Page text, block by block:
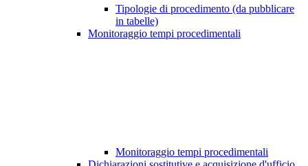
Tipologie di procedimento (da pubblicare
in tabelle)
Monitoraggio tempi procedimentali
Monitoraggio tempi procedimentali